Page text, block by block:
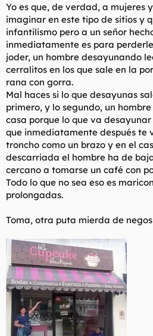
Yo es que, de verdad, a mujeres
imaginar en este tipo de sitios y
infantilismo pero a un señor
inmediatamente es para
joder, un hombre desayunando
cerralitos en los que sale en la
rana con gorra.
Mal haces si lo que desayunas
primero, y lo segundo, un
casa porque lo que va
que inmediatamente después te
troncho como un brazo y en el
descarriada el hombre ha de
cercano a tomarse un café con
Todo lo que no sea eso es
prolongadas.
Toma, otra puta mierda de